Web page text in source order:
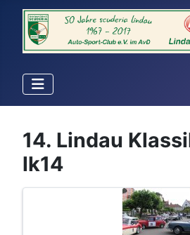
14. Lindau
lk14